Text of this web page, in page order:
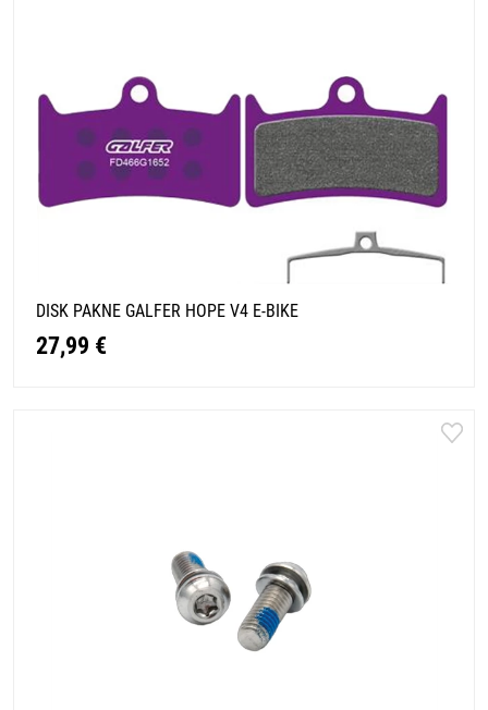
DISK PAKNE GALFER HOPE V4 E-BIKE
27,99 €